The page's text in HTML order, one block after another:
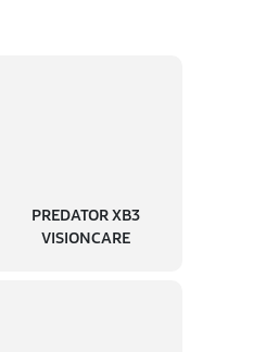
PREDATOR XB3
VISIONCARE